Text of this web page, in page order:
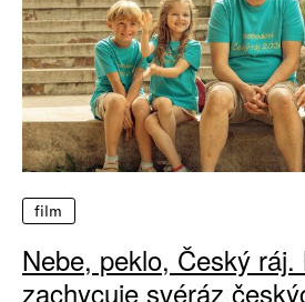
film
Nebe, peklo, Český
zachycuje svéráz